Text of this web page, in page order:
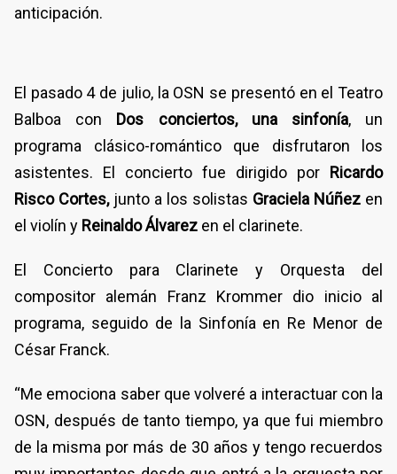
anticipación.
El pasado 4 de julio, la OSN se presentó en el Teatro
Balboa con
Dos conciertos, una sinfonía, un
programa clásico-romántico que disfrutaron los
asistentes. El concierto fue dirigido por Ricardo
Risco Cortes,junto a los solistas Graciela Núñez en
el violín y Reinaldo Álvarez en el clarinete.
El Concierto para Clarinete y Orquesta del
compositor alemán Franz Krommer dio inicio al
programa, seguido de la Sinfonía en Re Menor de
César Franck.
“Me emociona saber que volveré a interactuar con la
OSN, después de tanto tiempo, ya que fui miembro
de la misma por más de 30 años y tengo recuerdos